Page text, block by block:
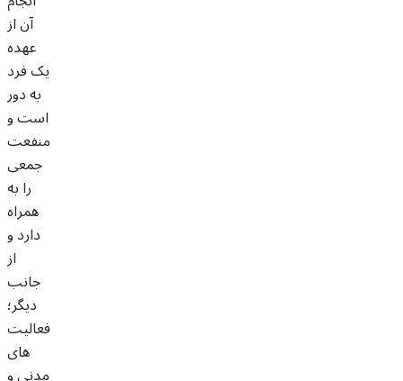
آن از
عهده
یک فرد
به دور
است و
منفعت
جمعی
را به
همراه
دارد و
از
جانب
دیگر؛
فعالیت
های